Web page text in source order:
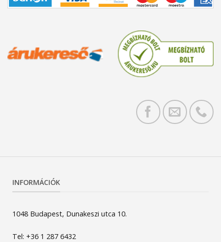
INFORMÁCIÓK
1048 Budapest, Dunakeszi utca 10.
Tel: +36 1 287 6432